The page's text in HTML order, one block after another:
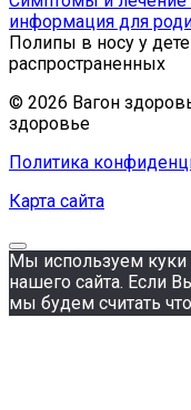
информация для
Полипы в носу у
распространенных
© 2026 Вагон
здоровье
Политика
Карта сайта
Мы используем куки
нашего сайта. Если
мы будем считать